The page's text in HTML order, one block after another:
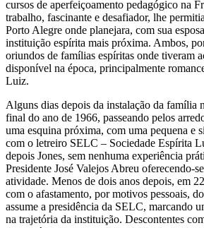
cursos de aperfeiçoamento pedagógico na
trabalho, fascinante e desafiador, lhe
Porto Alegre onde planejara, com sua
instituição espírita mais próxima. Ambos,
oriundos de famílias espíritas onde tiveram
disponível na época, principalmente
Luiz.
Alguns dias depois da instalação da família
final do ano de 1966, passeando pelos
uma esquina próxima, com uma pequena e
com o letreiro SELC – Sociedade Espírita
depois Jones, sem nenhuma experiência
Presidente José Valejos Abreu oferecendo-
atividade. Menos de dois anos depois, em
com o afastamento, por motivos pessoais,
assume a presidência da SELC, marcando
na trajetória da instituição. Descontentes